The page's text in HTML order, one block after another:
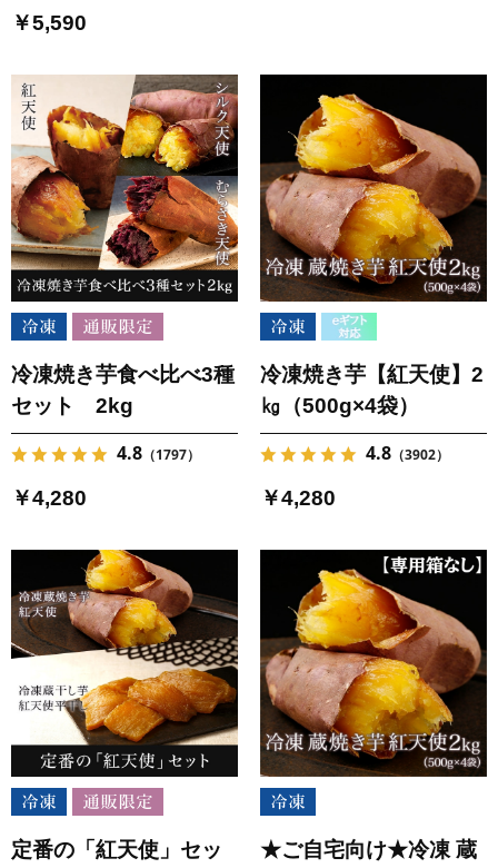
￥5,590
冷凍焼き芋食べ比べ3種
セット 2kg
4.8 （1797）
￥4,280
冷凍焼き芋【紅天使】2
㎏（500g×4袋）
4.8 （3902）
￥4,280
定番の「紅天使」セッ
★ご自宅向け★冷凍 蔵